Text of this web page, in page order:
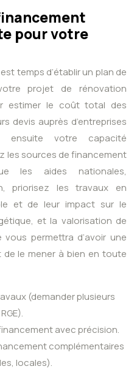
pour votre
temps d’établir un plan de
projet de rénovation
estimer le coût total des
devis auprès d’entreprises
ensuite votre capacité
les sources de financement
les aides nationales,
priorisez les travaux en
et de leur impact sur le
et la valorisation de
permettra d’avoir une
le mener à bien en toute
(demander plusieurs
avec précision.
complémentaires
locales).